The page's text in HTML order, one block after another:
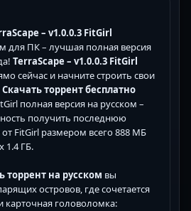
– v1.0.0.3 FitGirl
для ПК – лучшая полная версия
TerraScape – v1.0.0.3 FitGirl
сейчас и начните строить свои
Скачать торрент бесплатно
полная версия на русском –
получить последнюю
FitGirl размером всего 888 МБ
1.4 ГБ.
торрент на русском вы
островов, где сочетается
карточная головоломка: